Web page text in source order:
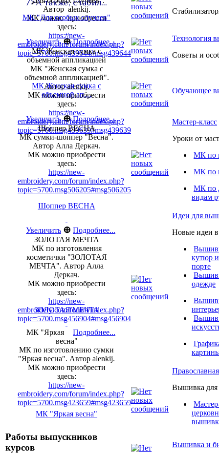
/>А также, стабил…
Автор alenkij.
МК можно приобрести
здесь:
https://new-
embroidery.com/forum/index.php?
topic=5700.msg439644#msg439644
МК "Для особых случаев"
Увеличить ⊕ Подробнее...
МК Женская сумка с
объемной аппликацией
МК "Женская сумка с
объемной аппликацией".
Автор alenkij.
МК можно приобрести
здесь:
https://new-
embroidery.com/forum/index.php?
topic=5700.msg439639#msg439639
МК Женская сумка с
объемной ап…
Увеличить ⊕ Подробнее...
Шоппер ВЕСНА
МК сумки-шоппер "Весна".
Автор Алла Деркач.
МК можно приобрести
здесь:
https://new-
embroidery.com/forum/index.php?
topic=5700.msg506205#msg506205
Шоппер ВЕСНА
Увеличить ⊕ Подробнее...
ЗОЛОТАЯ МЕЧТА
МК по изготовления
косметички "ЗОЛОТАЯ
МЕЧТА". Автор Алла
Деркач.
МК можно приобрести
здесь:
https://new-
embroidery.com/forum/index.php?
topic=5700.msg456904#msg456904
ЗОЛОТАЯ МЕЧТА
Подробнее...
МК "Яркая
весна"
МК по изготовлению сумки
"Яркая весна". Автор alenkij.
МК можно приобрести
здесь:
https://new-
embroidery.com/forum/index.php?
topic=5700.msg423659#msg423659
МК "Яркая весна"
Работы выпускников
курсов
Технология
Советы и
Обучающее
Мастер-класс
Уроки от
МК по
МК по
МК по
видам
Идеи для
Новые идеи
кутюр
порте
одежде
Вышивка для
Вышивка и